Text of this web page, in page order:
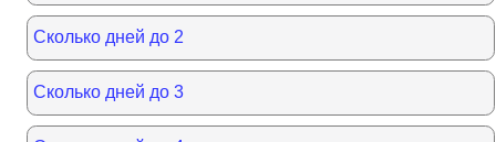
Сколько дней до 2
Сколько дней до 3